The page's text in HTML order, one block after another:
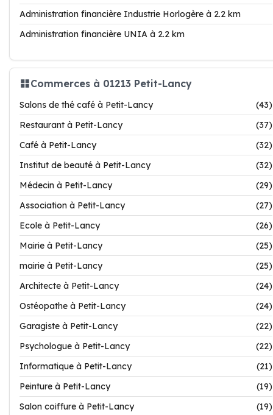
Administration financière Industrie Horlogère à 2.2 km
Administration financière UNIA à 2.2 km
Commerces à 01213 Petit-Lancy
Salons de thé café à Petit-Lancy
(43)
Restaurant à Petit-Lancy
(37)
Café à Petit-Lancy
(32)
Institut de beauté à Petit-Lancy
(32)
Médecin à Petit-Lancy
(29)
Association à Petit-Lancy
(27)
Ecole à Petit-Lancy
(26)
Mairie à Petit-Lancy
(25)
mairie à Petit-Lancy
(25)
Architecte à Petit-Lancy
(24)
Ostéopathe à Petit-Lancy
(24)
Garagiste à Petit-Lancy
(22)
Psychologue à Petit-Lancy
(22)
Informatique à Petit-Lancy
(21)
Peinture à Petit-Lancy
(19)
Salon coiffure à Petit-Lancy
(19)